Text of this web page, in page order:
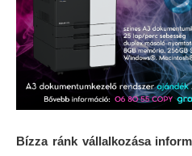
Bízza ránk vállalkozása